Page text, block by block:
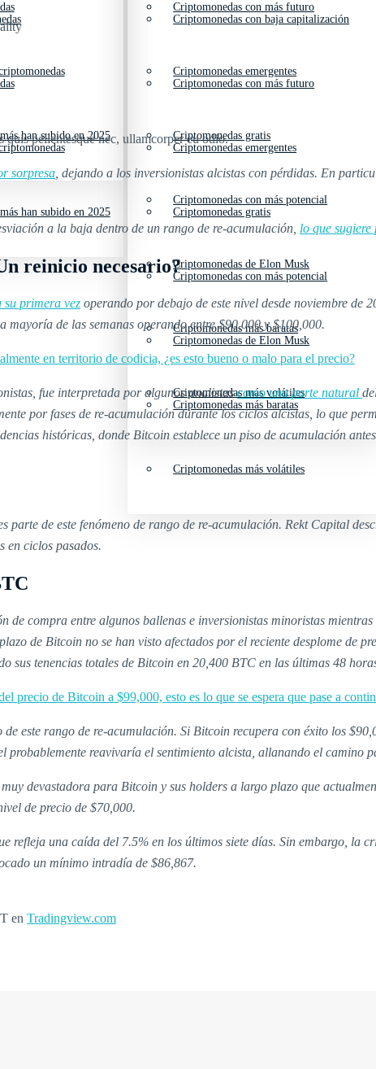
han subido en 2025
Criptomonedas con más futuro
Criptomonedas emergentes
Criptomonedas gratis
Criptomonedas con más potencial
Criptomonedas de Elon Musk
Criptomonedas más baratas
Criptomonedas más volátiles
han subido en 2025
Criptomonedas con baja capitalización
Criptomonedas con más futuro
Criptomonedas emergentes
Criptomonedas gratis
Criptomonedas con más potencial
Criptomonedas de Elon Musk
Criptomonedas más baratas
Criptomonedas más volátiles
pellentesque nec, ullamcorper eu odio.
sorpresa , dejando a los inversionistas alcistas con pérdidas. En
a la baja dentro de un rango de re-acumulación, lo que sugiere
reinicio necesario?
su primera vez operando por debajo de este nivel desde noviembre de
de las semanas operando entre $90,000 y $100,000.
en territorio de codicia, ¿es esto bueno o malo para el precio?
fue interpretada por algunos analistas como una parte natural
por fases de re-acumulación durante los ciclos alcistas, lo que
históricas, donde Bitcoin establece un piso de acumulación
parte de este fenómeno de rango de re-acumulación. Rekt Capital
en ciclos pasados.
de compra entre algunos ballenas e inversionistas minoristas
de Bitcoin no se han visto afectados por el reciente desplome de
sus tenencias totales de Bitcoin en 20,400 BTC en las últimas 48
precio de Bitcoin a $99,000, esto es lo que se espera que pase a
este rango de re-acumulación. Si Bitcoin recupera con éxito los
probablemente reavivaría el sentimiento alcista, allanando el camino
devastadora para Bitcoin y sus holders a largo plazo que
de precio de $70,000.
refleja una caída del 7.5% en los últimos siete días. Sin embargo, la
un mínimo intradía de $86,867.
en Tradingview.com